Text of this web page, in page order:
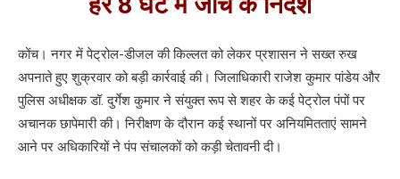
कोंच। नगर में पेट्रोल-डीजल की किल्लत को लेकर प्रशासन ने सख्त रुख
अपनाते हुए शुक्रवार को बड़ी कार्रवाई की। जिलाधिकारी राजेश कुमार पांडेय और
पुलिस अधीक्षक डॉ. दुर्गेश कुमार ने संयुक्त रूप से शहर के कई पेट्रोल पंपों पर
अचानक छापेमारी की। निरीक्षण के दौरान कई स्थानों पर अनियमितताएं सामने
आने पर अधिकारियों ने पंप संचालकों को कड़ी चेतावनी दी।